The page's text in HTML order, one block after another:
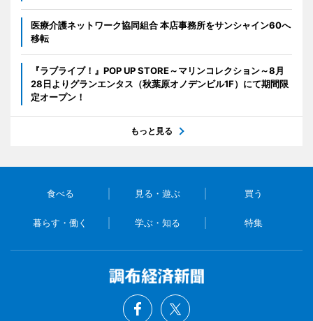
医療介護ネットワーク協同組合 本店事務所をサンシャイン60へ
移転
『ラブライブ！』POP UP STORE～マリンコレクション～8月
28日よりグランエンタス（秋葉原オノデンビル1F）にて期間限
定オープン！
もっと見る
食べる 見る・遊ぶ 買う
暮らす・働く 学ぶ・知る 特集